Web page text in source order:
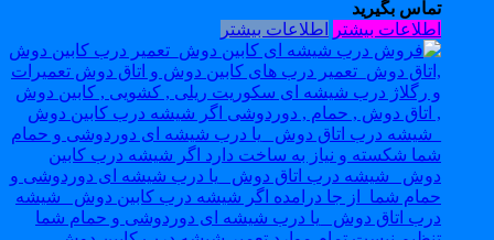
تماس بگیرید
اطلاعات بیشتر اطلاعات بیشتر